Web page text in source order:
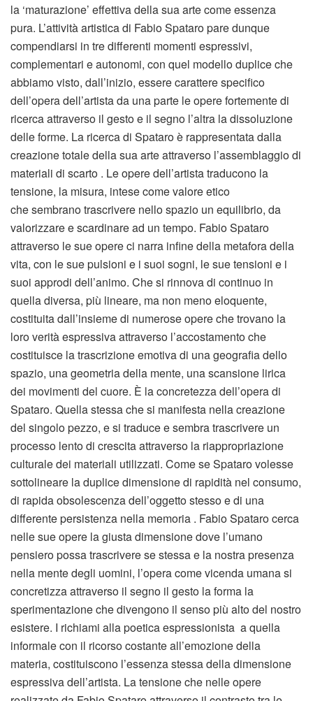
la ‘maturazione’ effettiva della sua arte come essenza
pura. L’attività artistica di Fabio Spataro pare dunque
compendiarsi in tre differenti momenti espressivi,
complementari e autonomi, con quel modello duplice che
abbiamo visto, dall’inizio, essere carattere specifico
dell’opera dell’artista da una parte le opere fortemente di
ricerca attraverso il gesto e il segno l’altra la dissoluzione
delle forme. La ricerca di Spataro è rappresentata dalla
creazione totale della sua arte attraverso l’assemblaggio di
materiali di scarto . Le opere dell’artista traducono la
tensione, la misura, intese come valore etico
che sembrano trascrivere nello spazio un equilibrio, da
valorizzare e scardinare ad un tempo. Fabio Spataro
attraverso le sue opere ci narra infine della metafora della
vita, con le sue pulsioni e i suoi sogni, le sue tensioni e i
suoi approdi dell’animo. Che si rinnova di continuo in
quella diversa, più lineare, ma non meno eloquente,
costituita dall’insieme di numerose opere che trovano la
loro verità espressiva attraverso l’accostamento che
costituisce la trascrizione emotiva di una geografia dello
spazio, una geometria della mente, una scansione lirica
dei movimenti del cuore. È la concretezza dell’opera di
Spataro. Quella stessa che si manifesta nella creazione
del singolo pezzo, e si traduce e sembra trascrivere un
processo lento di crescita attraverso la riappropriazione
culturale dei materiali utilizzati. Come se Spataro volesse
sottolineare la duplice dimensione di rapidità nel consumo,
di rapida obsolescenza dell’oggetto stesso e di una
differente persistenza nella memoria . Fabio Spataro cerca
nelle sue opere la giusta dimensione dove l’umano
pensiero possa trascrivere se stessa e la nostra presenza
nella mente degli uomini, l’opera come vicenda umana si
concretizza attraverso il segno il gesto la forma la
sperimentazione che divengono il senso più alto del nostro
esistere. I richiami alla poetica espressionista a quella
informale con il ricorso costante all’emozione della
materia, costituiscono l’essenza stessa della dimensione
espressiva dell’artista. La tensione che nelle opere